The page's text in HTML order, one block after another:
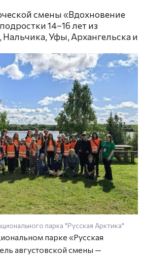
смены «Вдохновение
14–16 лет из
Уфы, Архангельска и
парка "Русская Арктика"
парке «Русская
августовской смены —